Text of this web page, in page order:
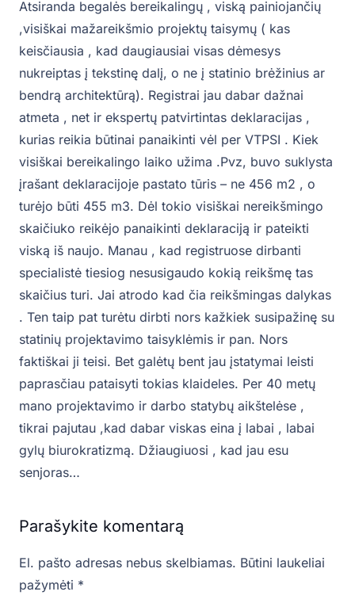
Atsiranda begalės bereikalingų , viską painiojančių
,visiškai mažareikšmio projektų taisymų ( kas
keisčiausia , kad daugiausiai visas dėmesys
nukreiptas į tekstinę dalį, o ne į statinio brėžinius ar
bendrą architektūrą). Registrai jau dabar dažnai
atmeta , net ir ekspertų patvirtintas deklaracijas ,
kurias reikia būtinai panaikinti vėl per VTPSI . Kiek
visiškai bereikalingo laiko užima .Pvz, buvo suklysta
įrašant deklaracijoje pastato tūris – ne 456 m2 , o
turėjo būti 455 m3. Dėl tokio visiškai nereikšmingo
skaičiuko reikėjo panaikinti deklaraciją ir pateikti
viską iš naujo. Manau , kad registruose dirbanti
specialistė tiesiog nesusigaudo kokią reikšmę tas
skaičius turi. Jai atrodo kad čia reikšmingas dalykas
. Ten taip pat turėtu dirbti nors kažkiek susipažinę su
statinių projektavimo taisyklėmis ir pan. Nors
faktiškai ji teisi. Bet galėtų bent jau įstatymai leisti
paprasčiau pataisyti tokias klaideles. Per 40 metų
mano projektavimo ir darbo statybų aikštelėse ,
tikrai pajutau ,kad dabar viskas eina į labai , labai
gylų biurokratizmą. Džiaugiuosi , kad jau esu
senjoras…
Parašykite komentarą
El. pašto adresas nebus skelbiamas. Būtini laukeliai
pažymėti *